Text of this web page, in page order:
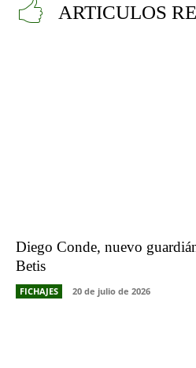
ARTICULOS
Diego Conde, nuevo
Betis
FICHAJES 20 de julio de 2026